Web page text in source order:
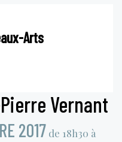
Arts
Vernant
2017 de 18h30 à